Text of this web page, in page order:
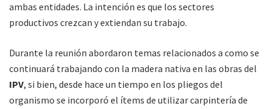
ambas entidades. La intención es que los sectores
productivos crezcan y extiendan su trabajo.
Durante la reunión abordaron temas relacionados a como se
continuará trabajando con la madera nativa en las obras del
IPV, si bien, desde hace un tiempo en los pliegos del
organismo se incorporó el ítems de utilizar carpintería de